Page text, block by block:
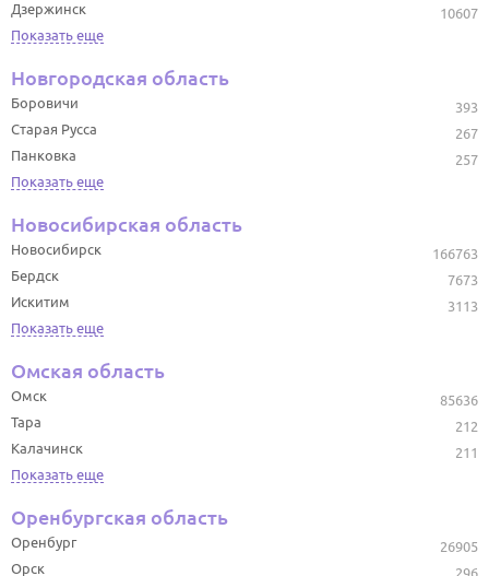
10607
Дзержинск
Показать еще
Новгородская область
393
Боровичи
267
Старая Русса
257
Панковка
Показать еще
Новосибирская область
166763
Новосибирск
7673
Бердск
3113
Искитим
Показать еще
Омская область
85636
Омск
212
Тара
211
Калачинск
Показать еще
Оренбургская область
26905
Оренбург
296
Орск